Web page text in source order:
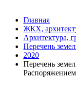
Главная
ЖКХ,
Архитектура,
Перечень
2020
Перечень